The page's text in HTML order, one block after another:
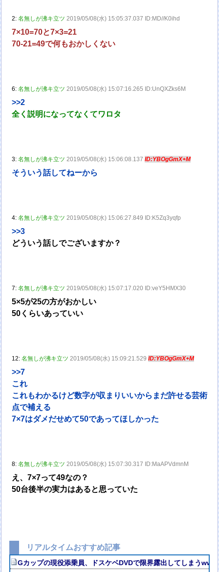
2:名無しが沸キ立ツ 2019/05/08(水) 15:05:37.037 ID:MD//K0ihd
7×10=70と7×3=21
70-21=49で何もおかしくない
6:名無しが沸キ立ツ 2019/05/08(水) 15:07:16.265 ID:UnQXZks6M
>>2
全く説明になってなくてワロタ
3:名無しが沸キ立ツ 2019/05/08(水) 15:06:08.137ID:YBOgGmX+M
そういう話してねーから
4:名無しが沸キ立ツ 2019/05/08(水) 15:06:27.849 ID:K5Zq3yqfp
>>3
どういう話しでございますか？
7:名無しが沸キ立ツ 2019/05/08(水) 15:07:17.020 ID:veY5HMX30
5×5が25の方がおかしい
50くらいあっていい
12:名無しが沸キ立ツ 2019/05/08(水) 15:09:21.529ID:YBOgGmX+M
>>7
これ
これもわかるけど数字が収まりいいからまだ許せる芸術
点で補える
7×7はダメだせめて50であってほしかった
8:名無しが沸キ立ツ 2019/05/08(水) 15:07:30.317 ID:MaAPVdmnM
え、7×7って49なの？
50台後半の実力はあると思っていた
リアルタイムおすすめ記事
Gカップの現役添乗員、ドスケベDVDで限界露出してしまう